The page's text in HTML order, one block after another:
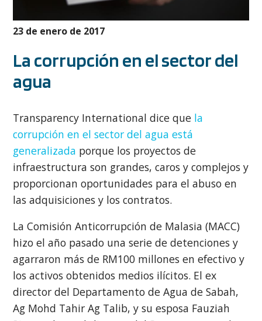
23 de enero de 2017
La corrupción en el sector del
agua
Transparency International dice que la
corrupción en el sector del agua está
generalizada porque los proyectos de
infraestructura son grandes, caros y complejos y
proporcionan oportunidades para el abuso en
las adquisiciones y los contratos.
La Comisión Anticorrupción de Malasia (MACC)
hizo el año pasado una serie de detenciones y
agarraron más de RM100 millones en efectivo y
los activos obtenidos medios ilícitos. El ex
director del Departamento de Agua de Sabah,
Ag Mohd Tahir Ag Talib, y su esposa Fauziah